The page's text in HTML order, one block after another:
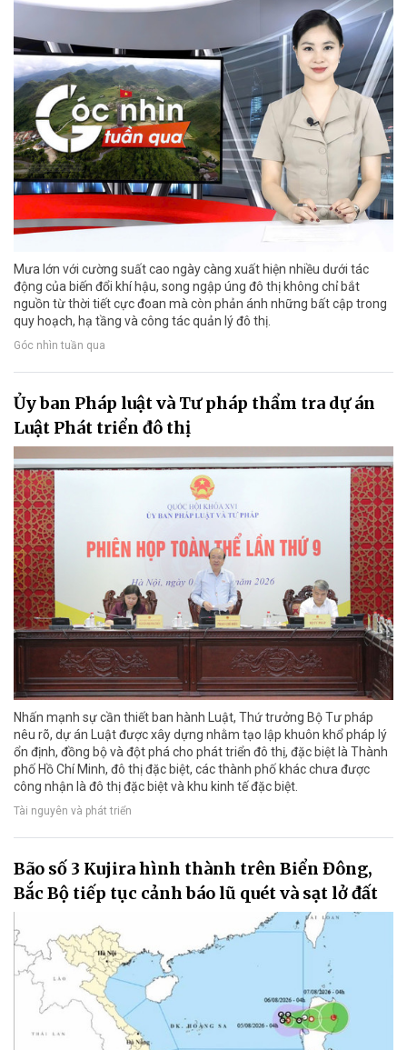
Mưa lớn với cường suất cao ngày càng xuất hiện nhiều dưới tác
động của biến đổi khí hậu, song ngập úng đô thị không chỉ bắt
nguồn từ thời tiết cực đoan mà còn phản ánh những bất cập trong
quy hoạch, hạ tầng và công tác quản lý đô thị.
Góc nhìn tuần qua
Ủy ban Pháp luật và Tư pháp thẩm tra dự án
Luật Phát triển đô thị
Nhấn mạnh sự cần thiết ban hành Luật, Thứ trưởng Bộ Tư pháp
nêu rõ, dự án Luật được xây dựng nhằm tạo lập khuôn khổ pháp lý
ổn định, đồng bộ và đột phá cho phát triển đô thị, đặc biệt là Thành
phố Hồ Chí Minh, đô thị đặc biệt, các thành phố khác chưa được
công nhận là đô thị đặc biệt và khu kinh tế đặc biệt.
Tài nguyên và phát triển
Bão số 3 Kujira hình thành trên Biển Đông,
Bắc Bộ tiếp tục cảnh báo lũ quét và sạt lở đất